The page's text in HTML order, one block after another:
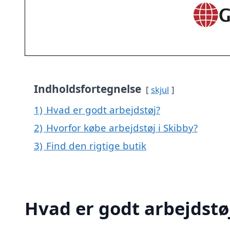
Indholdsfortegnelse skjul
1) Hvad er godt arbejdstøj?
2) Hvorfor købe arbejdstøj i Skibby?
3) Find den rigtige butik
Hvad er godt